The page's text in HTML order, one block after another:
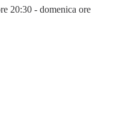
20:30 - domenica ore